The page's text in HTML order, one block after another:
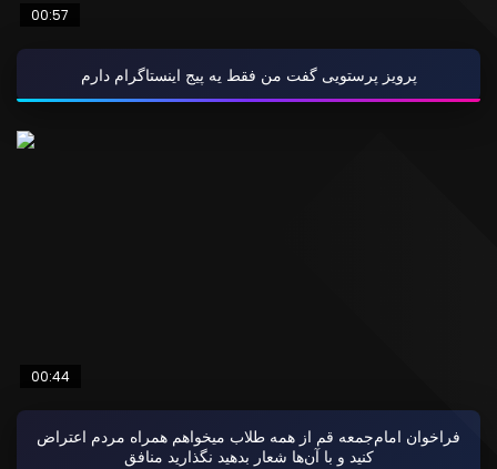
00:57
پرویز پرستویی گفت من فقط یه پیج اینستاگرام دارم
00:44
فراخوان امام‌جمعه قم از همه طلاب میخواهم همراه مردم اعتراض
کنید و با آن‌ها شعار بدهید نگذارید منافق